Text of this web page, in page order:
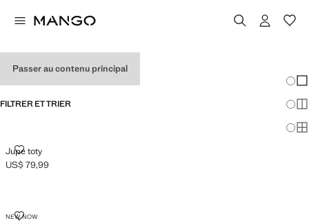
Passer au contenu principal
FILTRER ET TRIER
Jupe totyJUPE TOTY
Prix actuel [US$ 79,99 ]
US$ 79,99
NEW NOWJUPE ASYMÉTRIQUE AVEC DÉTAIL DENTELLE